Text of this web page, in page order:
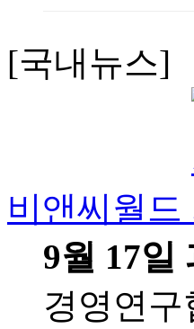
[국내뉴스]
비앤씨월드
9월 17일
경영연구